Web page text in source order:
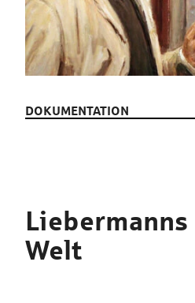
DOKUMENTATION
Liebermanns
Welt